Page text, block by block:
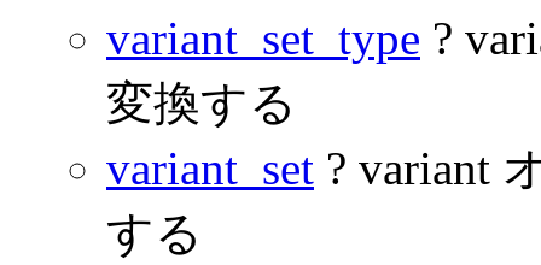
variant_set_type ?
変換する
variant_set ? variant
する